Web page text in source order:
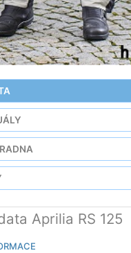
Aprilia RS 125